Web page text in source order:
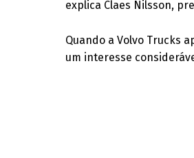
explica Claes Nilsson,
Quando a Volvo Trucks
um interesse